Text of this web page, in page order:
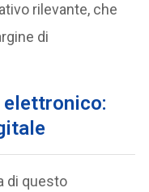
rilevante, che
di
elettronico:
di questo